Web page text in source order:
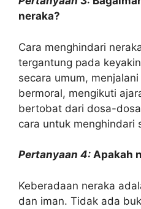
neraka?
Cara menghindari
tergantung pada
secara umum,
bermoral, mengikuti
bertobat dari dosa-
cara untuk menghindari
Pertanyaan 4: Apakah
Keberadaan neraka
dan iman. Tidak ada